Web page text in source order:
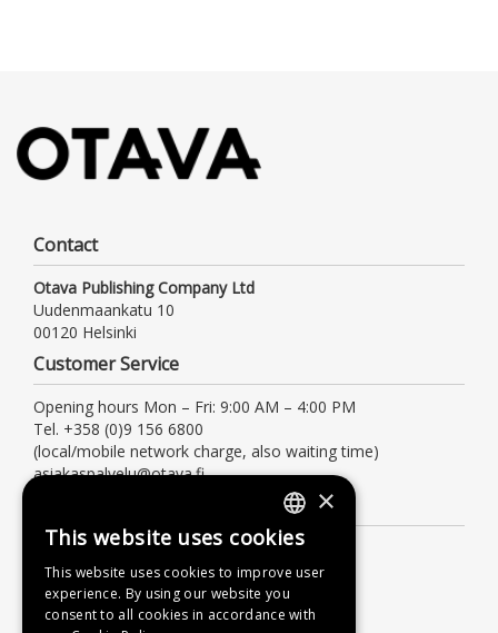
Contact
Otava Publishing Company Ltd
Uudenmaankatu 10
00120 Helsinki
Customer Service
Opening hours Mon – Fri: 9:00 AM – 4:00 PM
Tel. +358 (0)9 156 6800
(local/mobile network charge, also waiting time)
asiakaspalvelu@otava.fi
Terms of delivery
Instructions
Privacy Policy
FINNISH
SWEDISH
ENGLISH
×
This website uses cookies
This website uses cookies to improve user
experience. By using our website you
consent to all cookies in accordance with